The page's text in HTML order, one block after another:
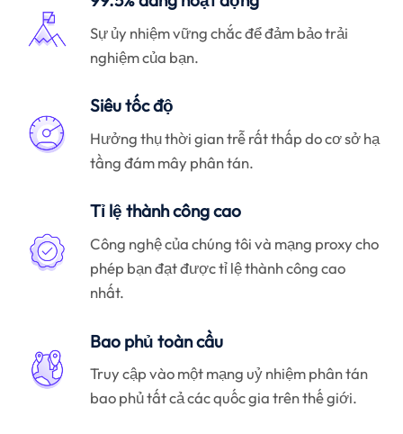
Sự ủy nhiệm vững chắc để đảm bảo trải
nghiệm của bạn.
Siêu tốc độ
Hưởng thụ thời gian trễ rất thấp do cơ sở hạ
tầng đám mây phân tán.
Tỉ lệ thành công cao
Công nghệ của chúng tôi và mạng proxy cho
phép bạn đạt được tỉ lệ thành công cao
nhất.
Bao phủ toàn cầu
Truy cập vào một mạng uỷ nhiệm phân tán
bao phủ tất cả các quốc gia trên thế giới.